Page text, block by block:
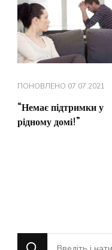
ПОНОВЛЕНО 07.07.2021
“Немає підтримки у
рідному домі!”
Шукаєте